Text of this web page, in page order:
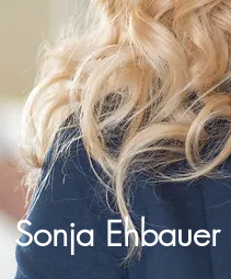
Sonja Ehbauer